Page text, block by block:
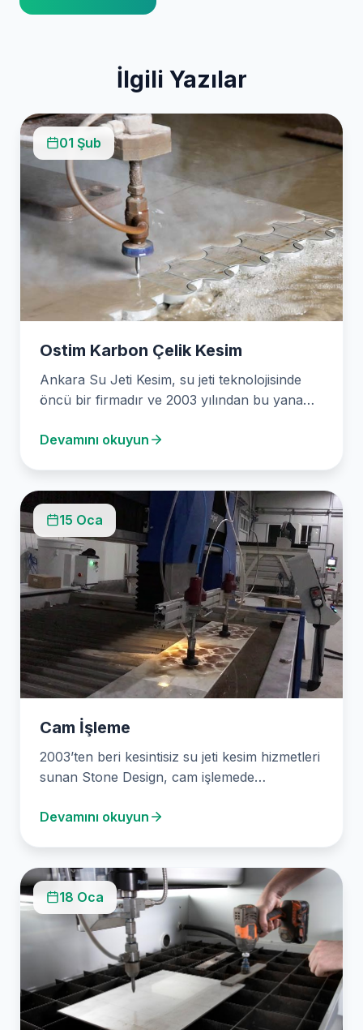
İlgili Yazılar
01 Şub
Ostim Karbon Çelik Kesim
Ankara Su Jeti Kesim, su jeti teknolojisinde
öncü bir firmadır ve 2003 yılından bu yana…
Devamını okuyun
15 Oca
Cam İşleme
2003’ten beri kesintisiz su jeti kesim hizmetleri
sunan Stone Design, cam işlemede
Devamını okuyun
18 Oca